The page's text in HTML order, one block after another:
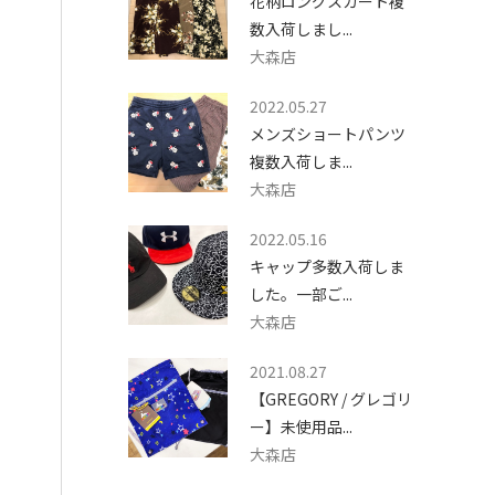
数入荷しまし...
大森店
2022.05.27
メンズショートパンツ
複数入荷しま...
大森店
2022.05.16
キャップ多数入荷しま
した。一部ご...
大森店
2021.08.27
【GREGORY / グレゴリ
ー】未使用品...
大森店